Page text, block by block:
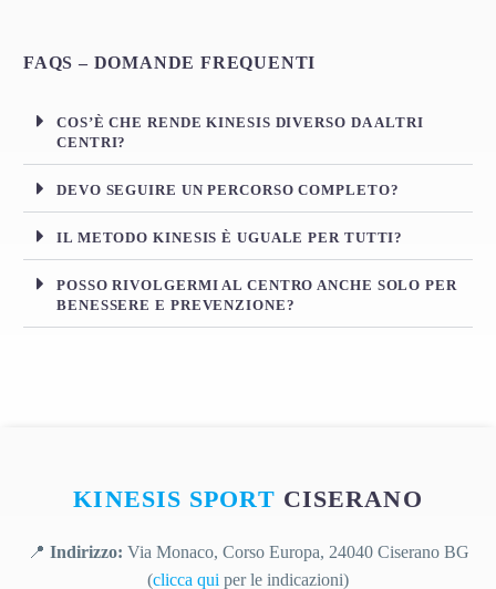
FAQS – DOMANDE FREQUENTI
COS’È CHE RENDE KINESIS DIVERSO DA ALTRI
CENTRI?
DEVO SEGUIRE UN PERCORSO COMPLETO?
IL METODO KINESIS È UGUALE PER TUTTI?
POSSO RIVOLGERMI AL CENTRO ANCHE SOLO PER
BENESSERE E PREVENZIONE?
KINESIS SPORT CISERANO
📍 Indirizzo: Via Monaco, Corso Europa, 24040 Ciserano BG
(clicca qui per le indicazioni)